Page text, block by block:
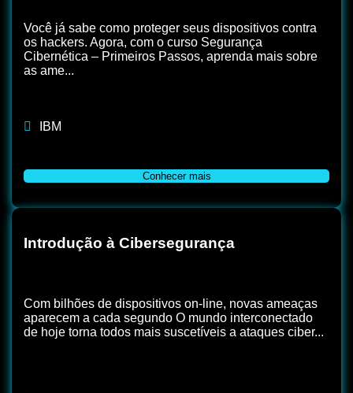
Você já sabe como proteger seus dispositivos contra
os hackers. Agora, com o curso Segurança
Cibernética – Primeiros Passos, aprenda mais sobre
as ame...
IBM
Conhecer mais
Introdução à Cibersegurança
Com bilhões de dispositivos on-line, novas ameaças
aparecem a cada segundo O mundo interconectado
de hoje torna todos mais suscetíveis a ataques ciber...